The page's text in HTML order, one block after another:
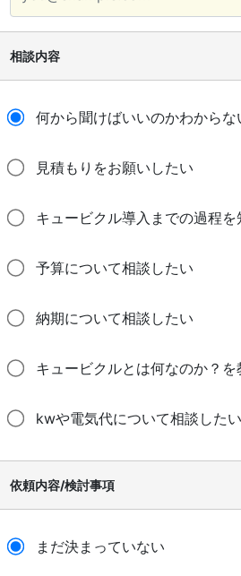
相談内容
何から聞けばいいのかわからな
見積もりをお願いしたい
キュービクル導入までの過程を
予算について相談したい
納期について相談したい
キュービクルとは何なのか？を
kwや電気代について相談したい
依頼内容/検討事項
まだ決まっていない